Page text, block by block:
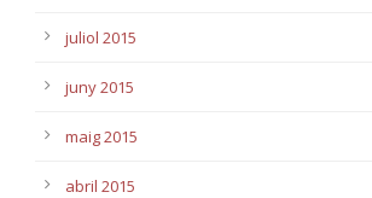
juliol 2015
juny 2015
maig 2015
abril 2015